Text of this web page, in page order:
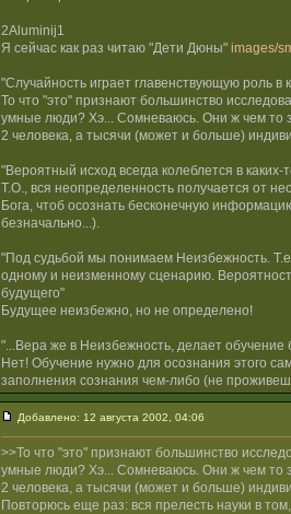
2Aluminij1
Я сейчас как раз читаю "Дети Дюны" images/
"Случайность играет главенствующую роль
То что "это" признают большинство
умные люди? Хэ... Сомневаюсь. Они ж чем то
2 человека, а тысячи (может и больше)
"Вероятный исход всегда колеблется в
Т.О., вся неопределенность получается от
Бога, чтоб осознать бесконечную
безначально...).
"Под судьбой мы понимаем Неизбежность.
одному и неизменному сценарию.
будущего"
Будущее неизбежно, но не определено!
"...Вера же в Неизбежность, делает обучение
Нет! Обучение нужно для осознания этого
заполнения сознания чем-либо (не
Добавлено: 12 августа 2002, 04:06
>>То что "это" признают большинство
умные люди? Хэ... Сомневаюсь. Они ж чем то
2 человека, а тысячи (может и больше)
Повторюсь еще раз: вся прелесть науки в